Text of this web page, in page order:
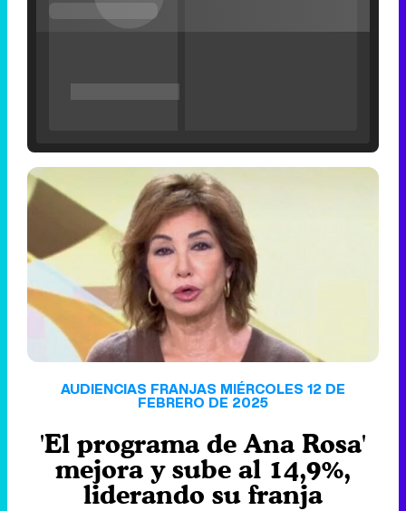
Tráiler en catalán de 'Ravalear', la nueva serie de HBO Max sobre los fondos buitre
AUDIENCIAS FRANJAS MIÉRCOLES 12 DE
FEBRERO DE 2025
'El programa de Ana Rosa'
mejora y sube al 14,9%,
liderando su franja